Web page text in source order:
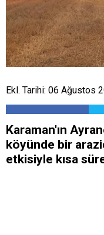
Ekl. Tarihi: 06 Ağustos
Karaman'ın
köyünde bir
etkisiyle kısa